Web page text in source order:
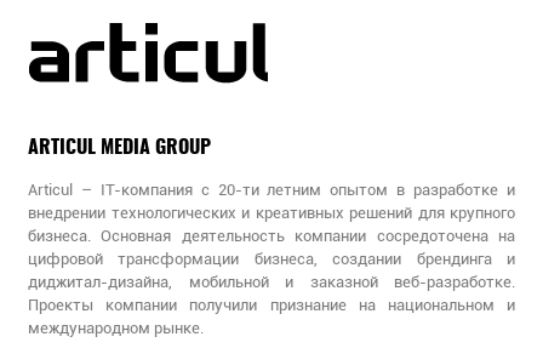
ARTICUL MEDIA GROUP
Articul – IT-компания с 20-ти летним опытом в разработке и
внедрении технологических и креативных решений для крупного
бизнеса. Основная деятельность компании сосредоточена на
цифровой трансформации бизнеса, создании брендинга и
диджитал-дизайна, мобильной и заказной веб-разработке.
Проекты компании получили признание на национальном и
международном рынке.